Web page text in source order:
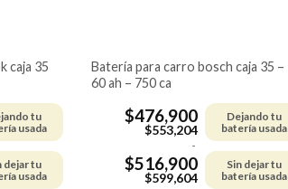
tu
usada
dejar tu
usada
batería para carro bosch caja 35 –
60 ah – 750 ca
$476,900
$553,204
Dejando tu
batería usada
-
$516,900
$599,604
Sin dejar tu
batería usada